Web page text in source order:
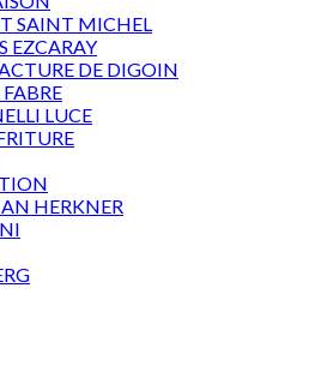
SAINT MICHEL
EZCARAY
DE DIGOIN
LUCE
HERKNER